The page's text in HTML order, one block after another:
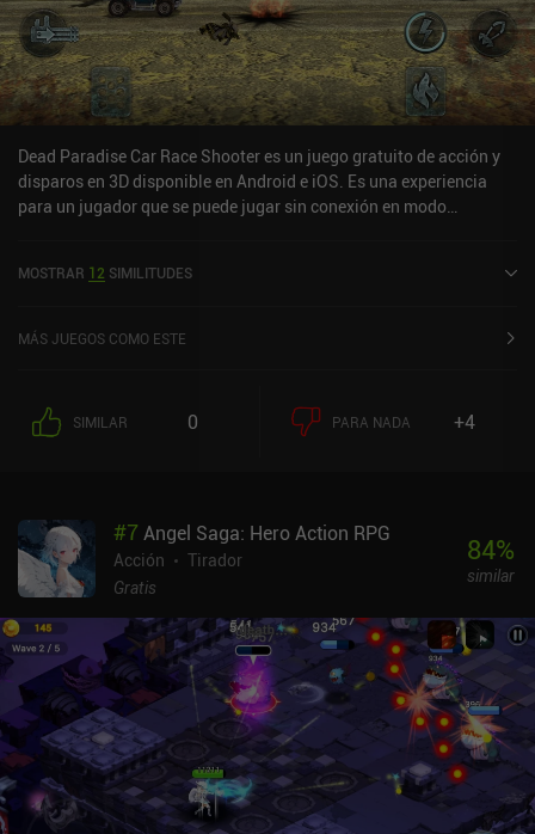
Dead Paradise Car Race Shooter es un juego gratuito de acción y
disparos en 3D disponible en Android e iOS. Es una experiencia
para un jugador que se puede jugar sin conexión en modo
y de 4,6 sobre 5,0 en la App Store de iOS.
MOSTRAR 12 SIMILITUDES
MÁS JUEGOS COMO ESTE
SIMILAR 0 PARA NADA +4
#7Angel Saga: Hero Action RPG
Acción
Tirador
Gratis
84%
similar